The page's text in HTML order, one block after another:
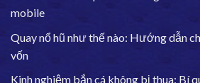
mobile
Quay nổ hũ như thế nào: Hướng dẫn
vốn
Kinh nghiệm bắn cá không bị thua: Bí